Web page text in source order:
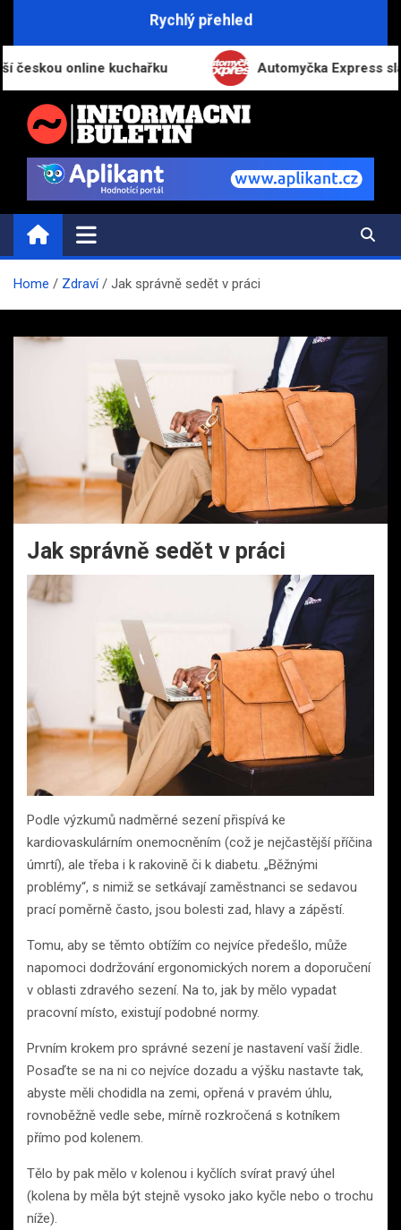
Rychlý přehled
online kuchařku Automyčka Express slaví 20
INFORMAČNÍ-BULETIN.CZ
Novinky a informace
Home Zdraví Jak správně sedět v práci
Jak správně sedět v práci
Podle výzkumů nadměrné sezení přispívá ke
kardiovaskulárním onemocněním (což je nejčastější příčina
úmrtí), ale třeba i k rakovině či k diabetu. „Běžnými
problémy“, s nimiž se setkávají zaměstnanci se sedavou
prací poměrně často, jsou bolesti zad, hlavy a zápěstí.
Tomu, aby se těmto obtížím co nejvíce předešlo, může
napomoci dodržování ergonomických norem a doporučení
v oblasti zdravého sezení. Na to, jak by mělo vypadat
pracovní místo, existují podobné normy.
Prvním krokem pro správné sezení je nastavení vaší židle.
Posaďte se na ni co nejvíce dozadu a výšku nastavte tak,
abyste měli chodidla na zemi, opřená v pravém úhlu,
rovnoběžně vedle sebe, mírně rozkročená s kotníkem
přímo pod kolenem.
Tělo by pak mělo v kolenou i kyčlích svírat pravý úhel
(kolena by měla být stejně vysoko jako kyčle nebo o trochu
níže).